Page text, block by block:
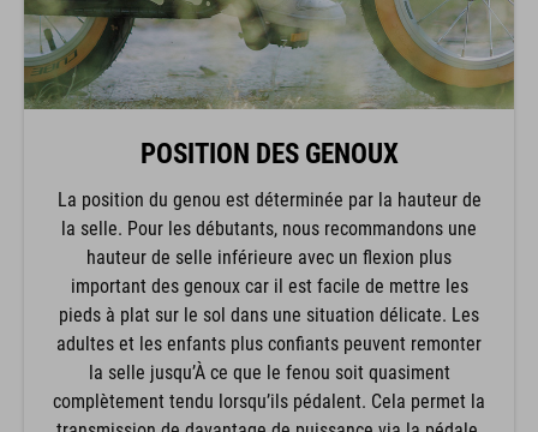
POSITION DES GENOUX
La position du genou est déterminée par la hauteur de
la selle. Pour les débutants, nous recommandons une
hauteur de selle inférieure avec un flexion plus
important des genoux car il est facile de mettre les
pieds à plat sur le sol dans une situation délicate. Les
adultes et les enfants plus confiants peuvent remonter
la selle jusqu’À ce que le fenou soit quasiment
complètement tendu lorsqu’ils pédalent. Cela permet la